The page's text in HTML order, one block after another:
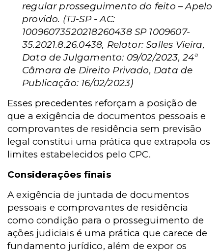
regular prosseguimento do feito – Apelo
provido. (TJ-SP - AC:
10096073520218260438 SP 1009607-
35.2021.8.26.0438, Relator: Salles Vieira,
Data de Julgamento: 09/02/2023, 24ª
Câmara de Direito Privado, Data de
Publicação: 16/02/2023)
Esses precedentes reforçam a posição de
que a exigência de documentos pessoais e
comprovantes de residência sem previsão
legal constitui uma prática que extrapola os
limites estabelecidos pelo CPC.
Considerações finais
A exigência de juntada de documentos
pessoais e comprovantes de residência
como condição para o prosseguimento de
ações judiciais é uma prática que carece de
fundamento jurídico, além de expor os